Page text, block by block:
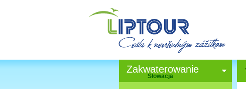
Zakwaterowanie
Słowacja